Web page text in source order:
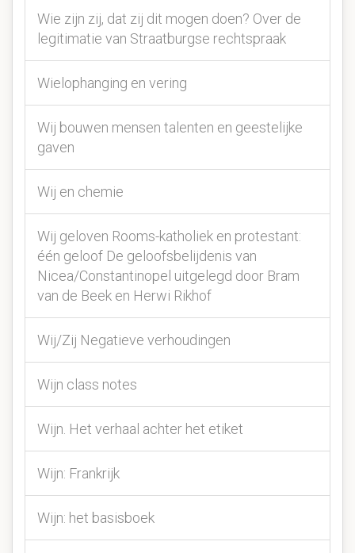
Wie zijn zij, dat zij dit mogen doen? Over de
legitimatie van Straatburgse rechtspraak
Wielophanging en vering
Wij bouwen mensen talenten en geestelijke
gaven
Wij en chemie
Wij geloven Rooms-katholiek en protestant:
één geloof De geloofsbelijdenis van
Nicea/Constantinopel uitgelegd door Bram
van de Beek en Herwi Rikhof
Wij/Zij Negatieve verhoudingen
Wijn class notes
Wijn. Het verhaal achter het etiket
Wijn: Frankrijk
Wijn: het basisboek